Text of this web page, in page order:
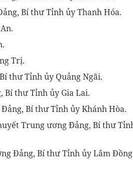
Bí thư Tỉnh ủy Thanh Hóa.
Trị.
thư Tỉnh ủy Quảng Ngãi.
Bí thư Tỉnh ủy Gia Lai.
Bí thư Tỉnh ủy Khánh Hòa.
Trung ương Đảng, Bí thư
Đảng, Bí thư Tỉnh ủy Lâm Đồng